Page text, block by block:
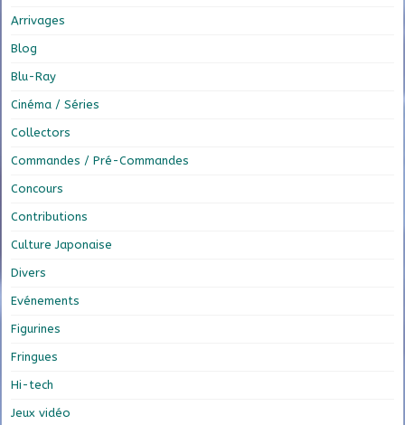
Arrivages
Blog
Blu-Ray
Cinéma / Séries
Collectors
Commandes / Pré-Commandes
Concours
Contributions
Culture Japonaise
Divers
Evénements
Figurines
Fringues
Hi-tech
Jeux vidéo